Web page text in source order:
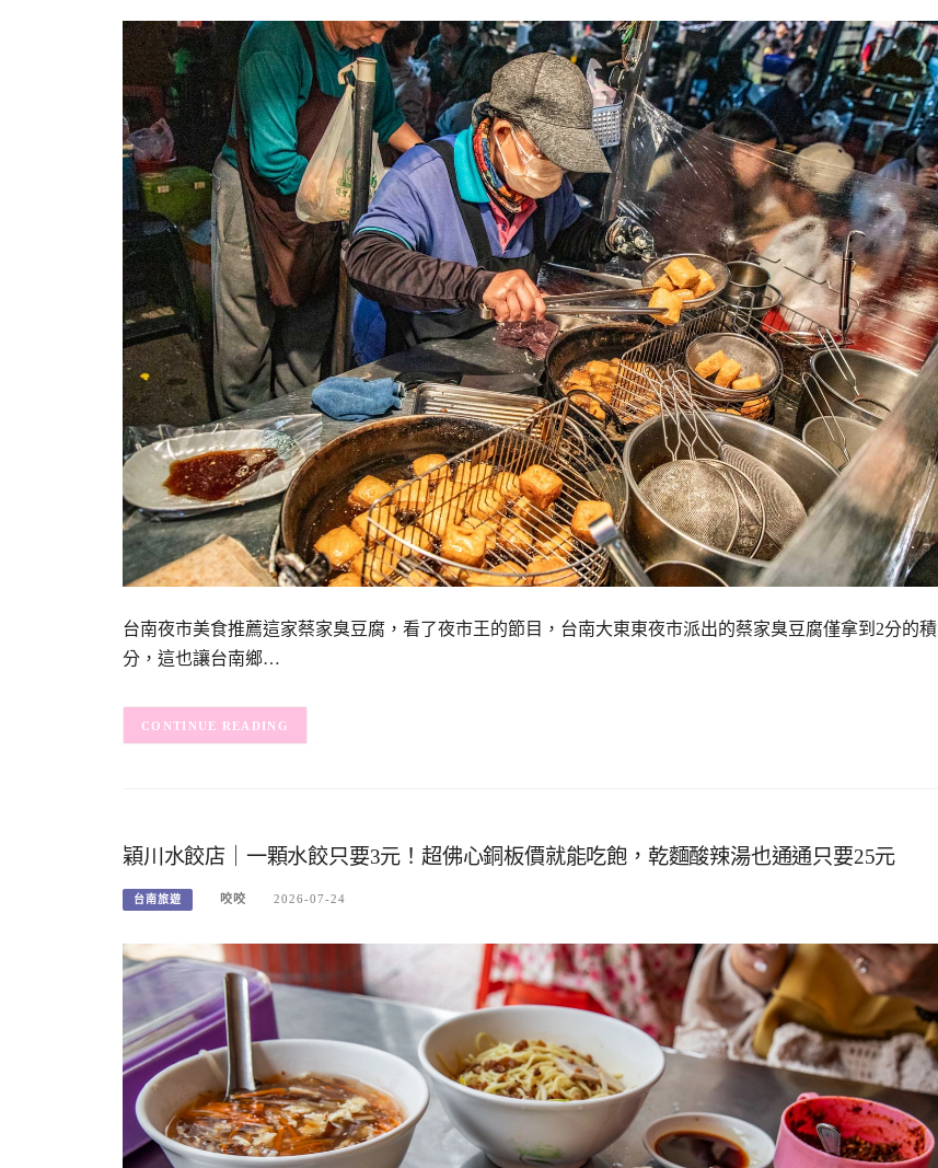
台南夜市美食推薦這家蔡家臭豆腐，看了夜市王的節目，台南大東東夜市派出的蔡家臭豆腐僅拿到2分的積
分，這也讓台南鄉…
CONTINUE READING
穎川水餃店｜一顆水餃只要3元！超佛心銅板價就能吃飽，乾麵酸辣湯也通通只要25元
台南旅遊 咬咬 2026-07-24